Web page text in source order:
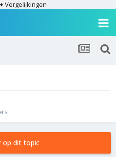
Vergelijkingen
op dit topic